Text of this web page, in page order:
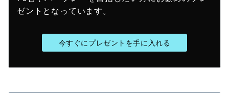
ゼントとなっています。
今すぐにプレゼントを手に入れる